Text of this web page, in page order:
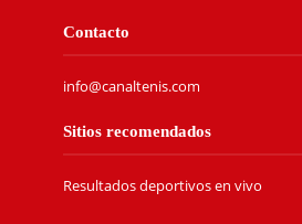
Contacto
info@canaltenis.com
Sitios recomendados
Resultados deportivos en vivo